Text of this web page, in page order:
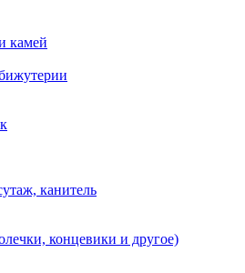
камей
канитель
концевики и другое)